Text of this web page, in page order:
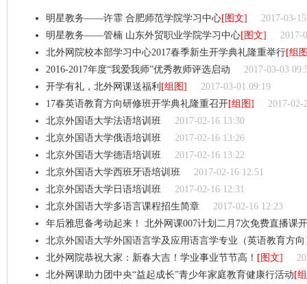
明星教务——许霏 合肥师范学院学习中心[图文]
2017-03-
明星教务——管楠 山东外贸职业学院学习中心[图文]
2017-
北外网院校本部学习中心2017春季新生开学典礼隆重举行[组
2016-2017年度“我爱我师”优秀教师评选启动
2017-03-03
开学有礼，北外网课送福利 [组图]
2017-03-01 09:19
17春英语教育方向研修班开学典礼隆重召开[组图]
2017-02-
北京外国语大学法语培训班
2017-02-16 13:30
北京外国语大学俄语培训班
2017-02-16 13:26
北京外国语大学德语培训班
2017-02-16 13:22
北京外国语大学西班牙语培训班
2017-02-16 12:51
北京外国语大学日语培训班
2017-02-16 12:31
北京外国语大学多语言课程招生简章
2017-02-16 12:23
年后雅思备考动起来！ 北外网课007计划二月7次免费直播课
北京外国语大学外国语言学及应用语言学专业（英语教育方
北外网院恭祝大家：新春大吉！学业事业节节高！ [图文]
北外网课助力团中央“益起成长”青少年家庭教育健康行活动 [